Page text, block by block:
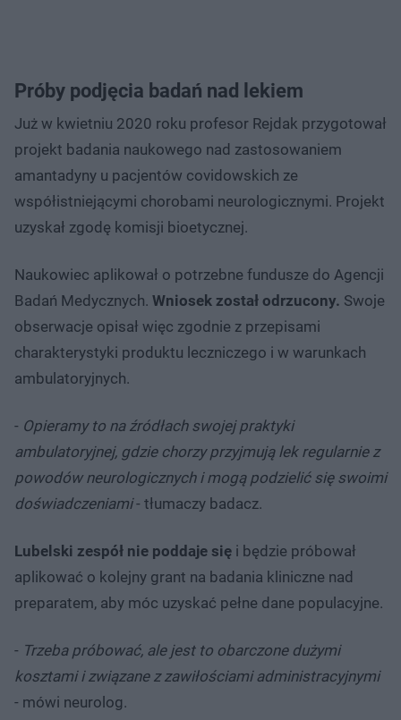
Próby podjęcia badań nad lekiem
Już w kwietniu 2020 roku profesor Rejdak przygotował
projekt badania naukowego nad zastosowaniem
amantadyny u pacjentów covidowskich ze
współistniejącymi chorobami neurologicznymi. Projekt
uzyskał zgodę komisji bioetycznej.
Naukowiec aplikował o potrzebne fundusze do Agencji
Badań Medycznych. Wniosek został odrzucony. Swoje
obserwacje opisał więc zgodnie z przepisami
charakterystyki produktu leczniczego i w warunkach
ambulatoryjnych.
- Opieramy to na źródłach swojej praktyki
ambulatoryjnej, gdzie chorzy przyjmują lek regularnie z
powodów neurologicznych i mogą podzielić się swoimi
doświadczeniami- tłumaczy badacz.
Lubelski zespół nie poddaje się i będzie próbował
aplikować o kolejny grant na badania kliniczne nad
preparatem, aby móc uzyskać pełne dane populacyjne.
- Trzeba próbować, ale jest to obarczone dużymi
kosztami i związane z zawiłościami administracyjnymi
- mówi neurolog.